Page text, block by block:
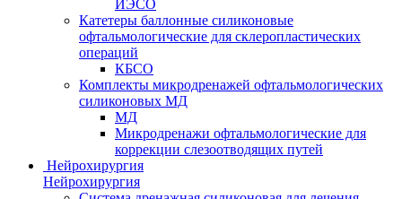
ИЭСО
Катетеры баллонные силиконовые
офтальмологические для склеропластических
операций
КБСО
Комплекты микродренажей офтальмологических
силиконовых МД
МД
Микродренажи офтальмологические для
коррекции слезоотводящих путей
Нейрохирургия
Нейрохирургия